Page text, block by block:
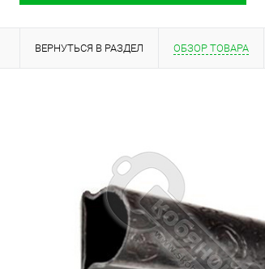
ВЕРНУТЬСЯ В РАЗДЕЛ ОБЗОР ТОВАРА